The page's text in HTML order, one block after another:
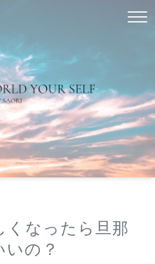
くなったら旦那
の？